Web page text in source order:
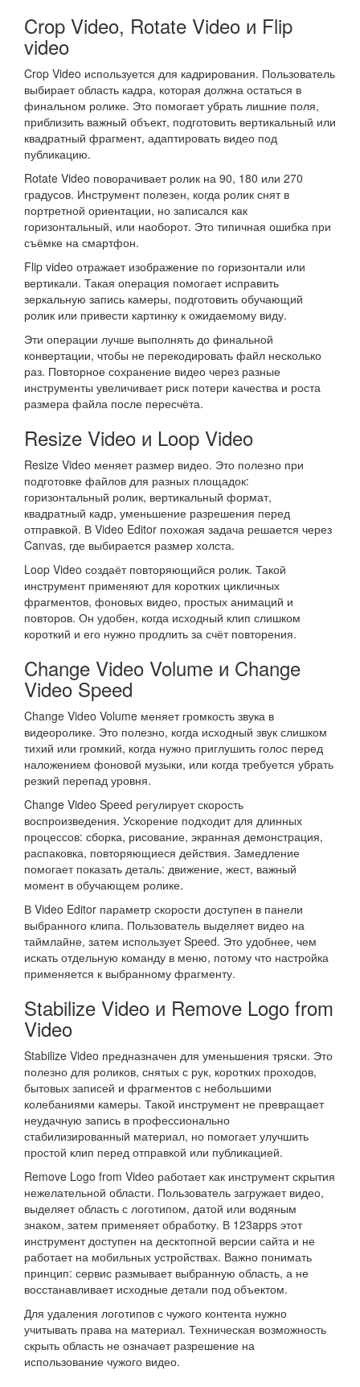
Crop Video, Rotate Video и Flip
video
Crop Video используется для кадрирования. Пользователь
выбирает область кадра, которая должна остаться в
финальном ролике. Это помогает убрать лишние поля,
приблизить важный объект, подготовить вертикальный или
квадратный фрагмент, адаптировать видео под
публикацию.
Rotate Video поворачивает ролик на 90, 180 или 270
градусов. Инструмент полезен, когда ролик снят в
портретной ориентации, но записался как
горизонтальный, или наоборот. Это типичная ошибка при
съёмке на смартфон.
Flip video отражает изображение по горизонтали или
вертикали. Такая операция помогает исправить
зеркальную запись камеры, подготовить обучающий
ролик или привести картинку к ожидаемому виду.
Эти операции лучше выполнять до финальной
конвертации, чтобы не перекодировать файл несколько
раз. Повторное сохранение видео через разные
инструменты увеличивает риск потери качества и роста
размера файла после пересчёта.
Resize Video и Loop Video
Resize Video меняет размер видео. Это полезно при
подготовке файлов для разных площадок:
горизонтальный ролик, вертикальный формат,
квадратный кадр, уменьшение разрешения перед
отправкой. В Video Editor похожая задача решается через
Canvas, где выбирается размер холста.
Loop Video создаёт повторяющийся ролик. Такой
инструмент применяют для коротких цикличных
фрагментов, фоновых видео, простых анимаций и
повторов. Он удобен, когда исходный клип слишком
короткий и его нужно продлить за счёт повторения.
Change Video Volume и Change
Video Speed
Change Video Volume меняет громкость звука в
видеоролике. Это полезно, когда исходный звук слишком
тихий или громкий, когда нужно приглушить голос перед
наложением фоновой музыки, или когда требуется убрать
резкий перепад уровня.
Change Video Speed регулирует скорость
воспроизведения. Ускорение подходит для длинных
процессов: сборка, рисование, экранная демонстрация,
распаковка, повторяющиеся действия. Замедление
помогает показать деталь: движение, жест, важный
момент в обучающем ролике.
В Video Editor параметр скорости доступен в панели
выбранного клипа. Пользователь выделяет видео на
таймлайне, затем использует Speed. Это удобнее, чем
искать отдельную команду в меню, потому что настройка
применяется к выбранному фрагменту.
Stabilize Video и Remove Logo from
Video
Stabilize Video предназначен для уменьшения тряски. Это
полезно для роликов, снятых с рук, коротких проходов,
бытовых записей и фрагментов с небольшими
колебаниями камеры. Такой инструмент не превращает
неудачную запись в профессионально
стабилизированный материал, но помогает улучшить
простой клип перед отправкой или публикацией.
Remove Logo from Video работает как инструмент скрытия
нежелательной области. Пользователь загружает видео,
выделяет область с логотипом, датой или водяным
знаком, затем применяет обработку. В 123apps этот
инструмент доступен на десктопной версии сайта и не
работает на мобильных устройствах. Важно понимать
принцип: сервис размывает выбранную область, а не
восстанавливает исходные детали под объектом.
Для удаления логотипов с чужого контента нужно
учитывать права на материал. Техническая возможность
скрыть область не означает разрешение на
использование чужого видео.